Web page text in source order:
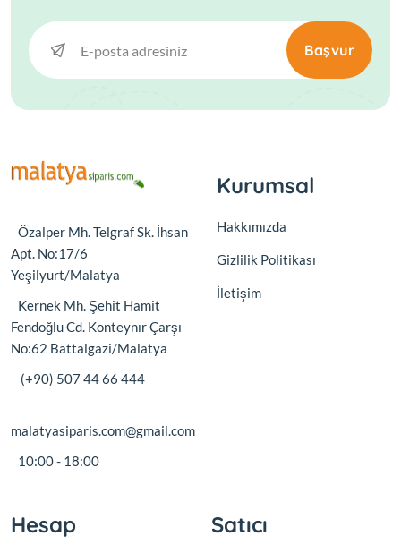
Başvur
Özalper Mh. Telgraf Sk. İhsan
Apt. No:17/6
Yeşilyurt/Malatya
Kernek Mh. Şehit Hamit
Fendoğlu Cd. Konteynır Çarşı
No:62 Battalgazi/Malatya
(+90) 507 44 66 444
malatyasiparis.com@gmail.com
10:00 - 18:00
Kurumsal
Hakkımızda
Gizlilik Politikası
İletişim
Hesap Satıcı